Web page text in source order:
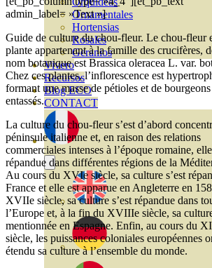
Ornamentales
Hortensias
Rosales
Geranios
Vivero
Recursos
Blog ECO
CONTACT
admin_label= »Text »]
Guide de culture du chou-fleur. Le chou-fleur
plante appartenant à la famille des crucifères,
nom botanique est Brassica oleracea L. var.
Chez ces plantes, l’inflorescence est
formant une masse de pétioles et de
entassés.
La culture du chou-fleur s’est d’abord
péninsule italienne et, en raison des relations
commerciales intenses à l’époque romaine, elle
répandue dans différentes régions de la
Au cours du XVIe siècle, sa culture s’est
France et elle est apparue en Angleterre en
XVIIe siècle, sa culture s’est répandue dans
l’Europe et, à la fin du XVIIIe siècle, sa
mentionnée en Espagne. Enfin, au cours du
siècle, les puissances coloniales européennes
étendu sa culture à l’ensemble du monde.